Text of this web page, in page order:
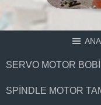
SERVO MOTOR
SPINDLE MOTOR